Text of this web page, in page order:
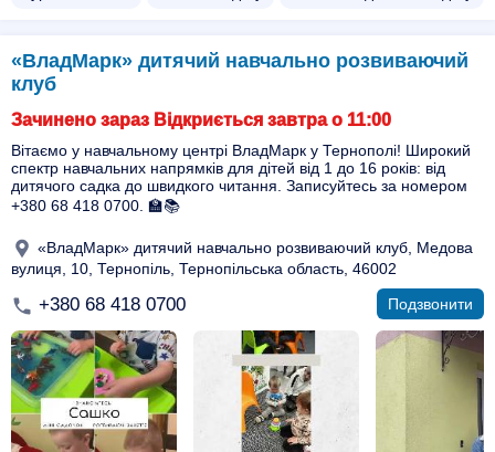
«ВладМарк» дитячий навчально розвиваючий
клуб
Зачинено зараз Відкриється завтра о 11:00
Вітаємо у навчальному центрі ВладМарк у Тернополі! Широкий
спектр навчальних напрямків для дітей від 1 до 16 років: від
дитячого садка до швидкого читання. Записуйтесь за номером
+380 68 418 0700. 🏫📚
«ВладМарк» дитячий навчально розвиваючий клуб, Медова
вулиця, 10, Тернопіль, Тернопільська область, 46002
+380 68 418 0700 Подзвонити